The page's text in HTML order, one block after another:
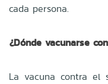
cada persona.
¿Dónde vacunarse
La vacuna contra el